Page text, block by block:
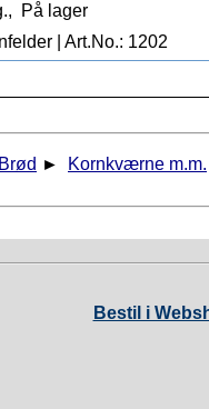
På lager
| Art.No.: 1202
Brød ► Kornkværne m.m.
Bestil i